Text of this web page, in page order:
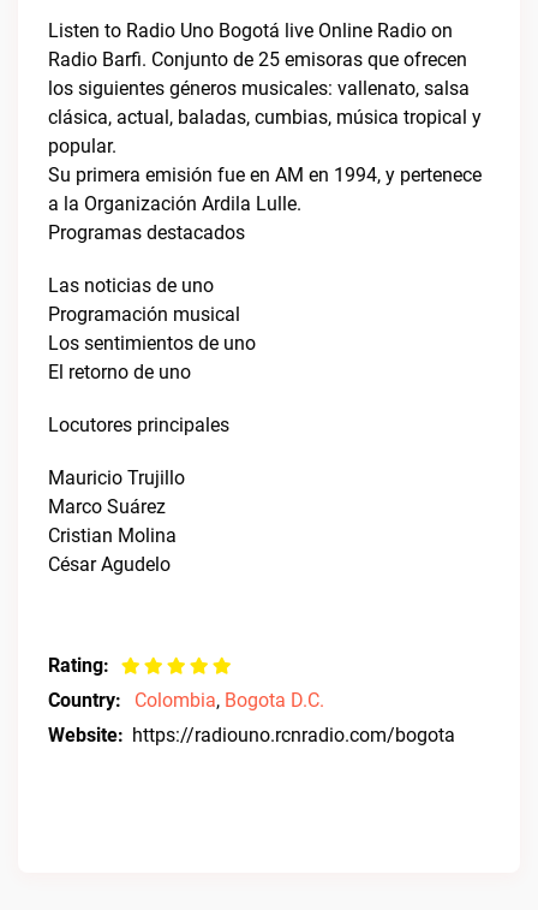
Listen to Radio Uno Bogotá live Online Radio on
Radio Barfi. Conjunto de 25 emisoras que ofrecen
los siguientes géneros musicales: vallenato, salsa
clásica, actual, baladas, cumbias, música tropical y
popular.
Su primera emisión fue en AM en 1994, y pertenece
a la Organización Ardila Lulle.
Programas destacados
Las noticias de uno
Programación musical
Los sentimientos de uno
El retorno de uno
Locutores principales
Mauricio Trujillo
Marco Suárez
Cristian Molina
César Agudelo
Rating:
Country:
Colombia, Bogota D.C.
Website: https://radiouno.rcnradio.com/bogota